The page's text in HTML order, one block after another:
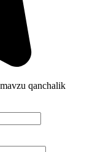
qanchalik